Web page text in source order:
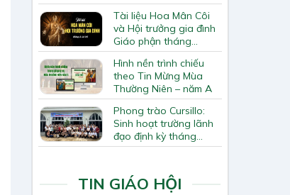
Tài liệu Hoa Mân Côi
và Hội trưởng gia đình
Giáo phận tháng
8.2026
Hình nền trình chiếu
theo Tin Mừng Mùa
Thường Niên – năm A
Phong trào Cursillo:
Sinh hoạt trường lãnh
đạo định kỳ tháng
7/2026
TIN GIÁO HỘI